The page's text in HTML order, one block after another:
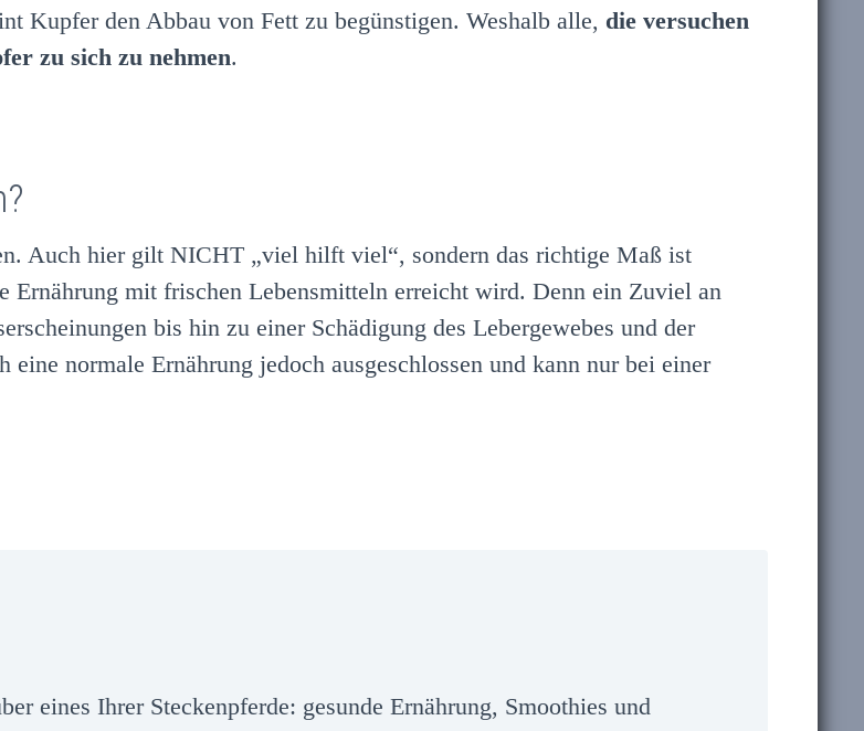
Kupfer den Abbau von Fett zu begünstigen. Weshalb alle, die versuchen
zu sich zu nehmen.
Auch hier gilt NICHT „viel hilft viel“, sondern das richtige Maß ist
Ernährung mit frischen Lebensmitteln erreicht wird. Denn ein Zuviel an
bis hin zu einer Schädigung des Lebergewebes und der
normale Ernährung jedoch ausgeschlossen und kann nur bei einer
eines Ihrer Steckenpferde: gesunde Ernährung, Smoothies und